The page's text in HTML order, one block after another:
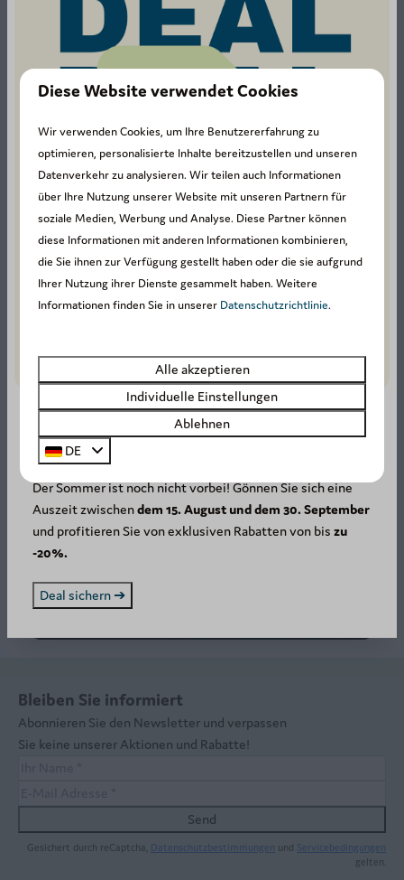
Schwimmbäder
Bei La Petite Suisse haben wir zwei
Schwimmbäder, ein kleines Becken für kle…
Animatie
vielfältiges Programm für alle Kinder, von…
Bar-Cafetaria
🍹 Die Bar von Arden Parks Petite
SuisseGenießen Sie eine entspannte Atm
Bleiben Sie informiert
Abonnieren Sie den Newsletter und verpassen
Sie keine unserer Aktionen und Rabatte!
Send
Gesichert durch reCaptcha, Datenschutzbestimmungen und Servicebedingungen
gelten.
SUMMER DEAL: -20%! ☀️
Der Sommer ist noch nicht vorbei! Gönnen Sie sich eine
Auszeit zwischendem 15. August und dem 30. September
und profitieren Sie von exklusiven Rabatten von bis zu
-20%.
Deal sichern ➔
Diese Website verwendet Cookies
Wir verwenden Cookies, um Ihre Benutzererfahrung zu
optimieren, personalisierte Inhalte bereitzustellen und unseren
Datenverkehr zu analysieren. Wir teilen auch Informationen
über Ihre Nutzung unserer Website mit unseren Partnern für
soziale Medien, Werbung und Analyse. Diese Partner können
diese Informationen mit anderen Informationen kombinieren,
die Sie ihnen zur Verfügung gestellt haben oder die sie aufgrund
Ihrer Nutzung ihrer Dienste gesammelt haben. Weitere
Informationen finden Sie in unserer Datenschutzrichtlinie.
Alle akzeptieren
Individuelle Einstellungen
Ablehnen
DE